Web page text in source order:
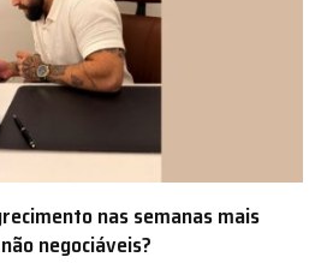
nas semanas mais
negociáveis?